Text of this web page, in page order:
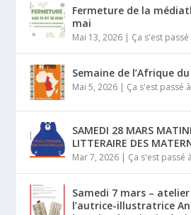
Fermeture de la
mai
Mai 13, 2026 | Ça s'est
Semaine de l’Afrique
Mai 5, 2026 | Ça s'est passé
SAMEDI 28 MARS
LITTERAIRE DES
Mar 7, 2026 | Ça s'est passé
Samedi 7 mars –
l’autrice-illustratrice